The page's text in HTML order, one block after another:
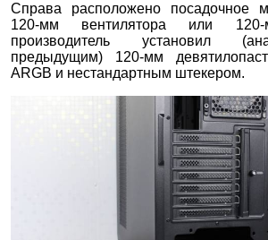
Справа расположено посадочное
120-мм вентилятора или
производитель установил
предыдущим) 120-мм
ARGB и нестандартным штекером.